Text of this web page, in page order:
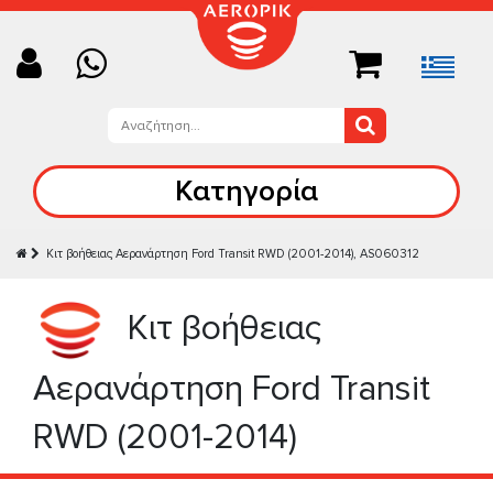
Κατηγορία
Κιτ βοήθειας Αερανάρτηση Ford Transit RWD (2001-2014), AS060312
Κιτ βοήθειας
Αερανάρτηση Ford Transit
RWD (2001-2014)